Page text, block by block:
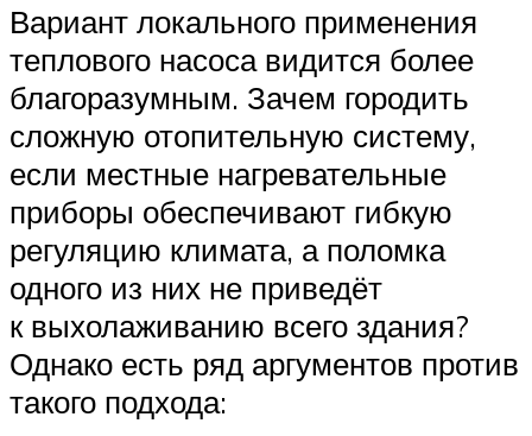
Вариант локального применения
теплового насоса видится более
благоразумным. Зачем городить
сложную отопительную систему,
если местные нагревательные
приборы обеспечивают гибкую
регуляцию климата, а поломка
одного из них не приведёт
к выхолаживанию всего здания?
Однако есть ряд аргументов против
такого подхода: